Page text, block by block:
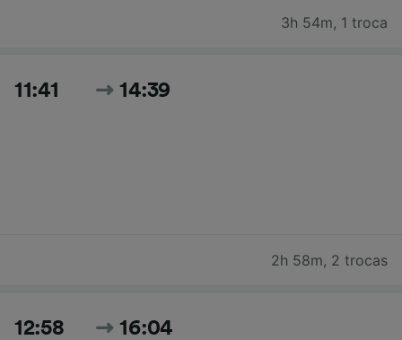
3h 54m, 1 troca
11:41 14:39
2h 58m, 2 trocas
12:58 16:04